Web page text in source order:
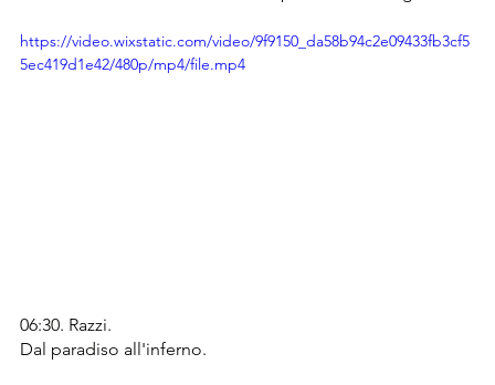
https://video.wixstatic.com/video/9f9150_da58b94c2e09433fb3cf5
5ec419d1e42/480p/mp4/file.mp4
06:30. Razzi.
Dal paradiso all'inferno.